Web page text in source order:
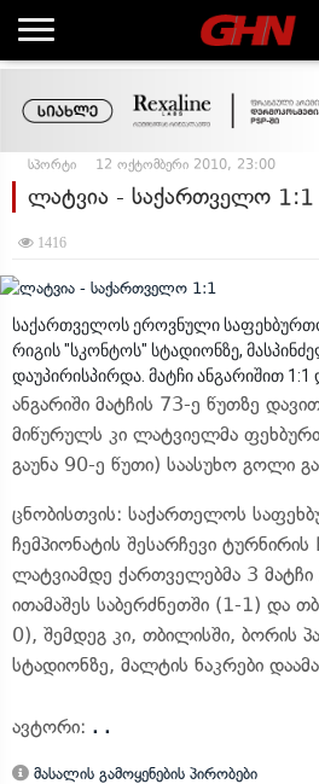
სპორტი 12 ოქტომბერი 2010, 23:00
ლატვია - საქართველო 1:1
1416
საქართველოს ეროვნული
რიგის "სკონტოს" სტადიონზე,
დაუპირისპირდა. მატჩი ანგარიშით
ანგარიში მატჩის 73-ე წუთზე
მიწურულს კი ლატვიელმა
გაუნა 90-ე წუთი) საასუხო გოლი
ცნობისთვის: საქართელოს
ჩემპიონატის შესარჩევი
ლატვიამდე ქართველებმა 3
ითამაშეს საბერძნეთში (1-1) და
0), შემდეგ კი, თბილისში, ბორის
სტადიონზე, მალტის ნაკრები
ავტორი: . .
მასალის გამოყენების პირობები